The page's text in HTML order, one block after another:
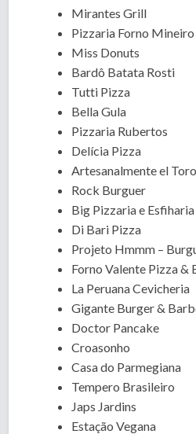
Mirantes Grill
Pizzaria Forno Mineiro
Miss Donuts
Bardô Batata Rosti
Tutti Pizza
Bella Gula
Pizzaria Rubertos
Delícia Pizza
Artesanalmente el
Rock Burguer
Big Pizzaria e Esfiharia
Di Bari Pizza
Projeto Hmmm –
Forno Valente Pizza &
La Peruana Cevicheria
Gigante Burger &
Doctor Pancake
Croasonho
Casa do Parmegiana
Tempero Brasileiro
Japs Jardins
Estação Vegana